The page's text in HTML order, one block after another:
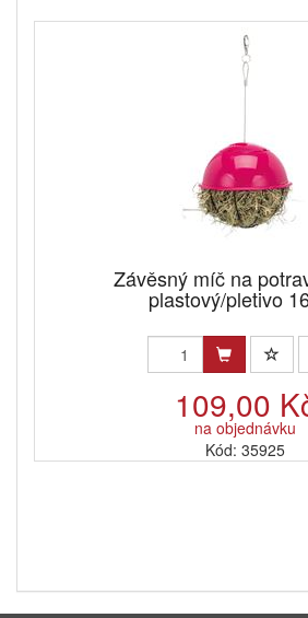
Závěsný míč na
plastový/pletivo
109,00
na objednávku
Kód: 35925